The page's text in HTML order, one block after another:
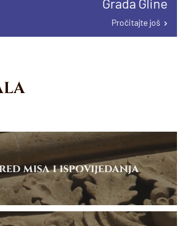
Grada Gline
Pročitajte još
papinske manje bazilike u
Karlovcu
Pročitajte još
Pročitajte još
misa i ispovijedanja